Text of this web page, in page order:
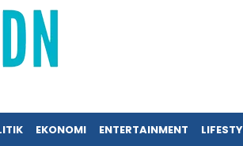
EKONOMI ENTERTAINMENT